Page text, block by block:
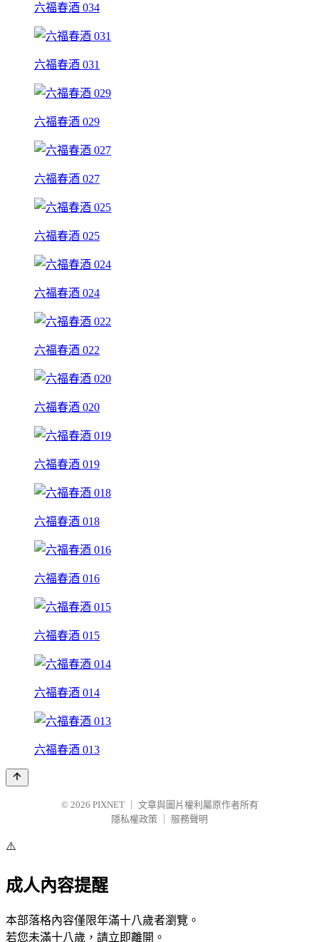
六福春酒 034
六福春酒 031
六福春酒 029
六福春酒 027
六福春酒 025
六福春酒 024
六福春酒 022
六福春酒 020
六福春酒 019
六福春酒 018
六福春酒 016
六福春酒 015
六福春酒 014
六福春酒 013
© 2026 PIXNET
文章與圖片權利屬原作者所有
隱私權政策
服務聲明
⚠️
成人內容提醒
本部落格內容僅限年滿十八歲者瀏覽。
若您未滿十八歲，請立即離開。